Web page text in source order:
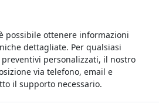
possibile ottenere informazioni
dettagliate. Per qualsiasi
personalizzati, il nostro
via telefono, email e
il supporto necessario.